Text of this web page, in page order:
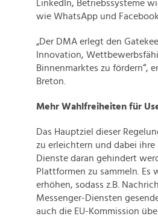
LinkedIn, Betriebssysteme
wie WhatsApp und
„Der DMA erlegt den
Innovation,
Binnenmarktes zu fördern“,
Breton.
Mehr Wahlfreiheiten für
Das Hauptziel dieser
zu erleichtern und dabei
Dienste daran gehindert
Plattformen zu sammeln.
erhöhen, sodass z.B.
Messenger-Diensten
auch die EU-Kommission